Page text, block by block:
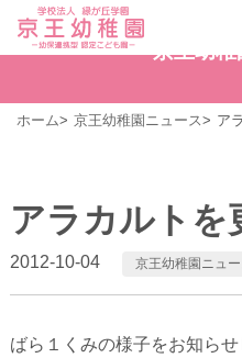
京王幼稚
ホーム 京王幼稚園ニュース ア
アラカルト
2012-10-04 京王幼稚園ニュ
ばら１くみの様子をお知らせ